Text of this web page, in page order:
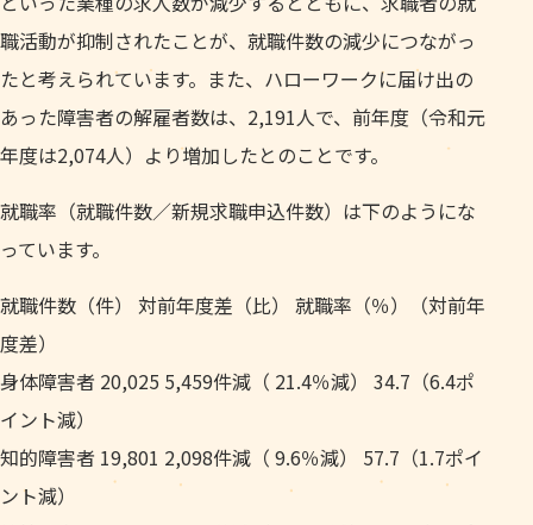
職活動が抑制されたことが、就職件数の減少につながっ
たと考えられています。また、ハローワークに届け出の
あった障害者の解雇者数は、2,191人で、前年度（令和元
年度は2,074人）より増加したとのことです。
就職率（就職件数／新規求職申込件数）は下のようにな
っています。
就職件数（件） 対前年度差（比） 就職率（％）（対前年
度差）
身体障害者 20,025 5,459件減（ 21.4％減） 34.7（6.4ポ
イント減）
知的障害者 19,801 2,098件減（ 9.6％減） 57.7（1.7ポイ
ント減）